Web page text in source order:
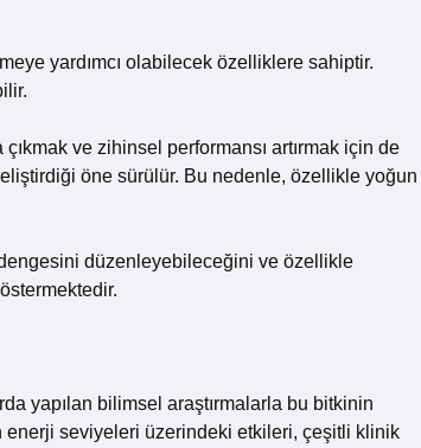
yardımcı olabilecek özelliklere sahiptir.
ve zihinsel performansı artırmak için de
öne sürülür. Bu nedenle, özellikle yoğun
düzenleyebileceğini ve özellikle
yapılan bilimsel araştırmalarla bu bitkinin
seviyeleri üzerindeki etkileri, çeşitli klinik